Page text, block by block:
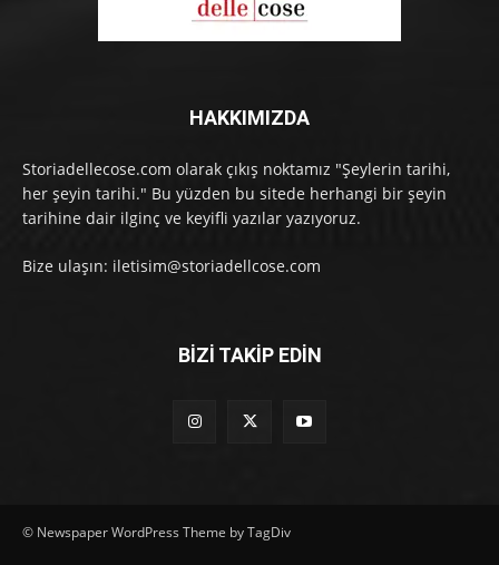
HAKKIMIZDA
Storiadellecose.com olarak çıkış noktamız "Şeylerin tarihi,
her şeyin tarihi." Bu yüzden bu sitede herhangi bir şeyin
tarihine dair ilginç ve keyifli yazılar yazıyoruz.
Bize ulaşın: iletisim@storiadellcose.com
BİZİ TAKİP EDİN
© Newspaper WordPress Theme by TagDiv